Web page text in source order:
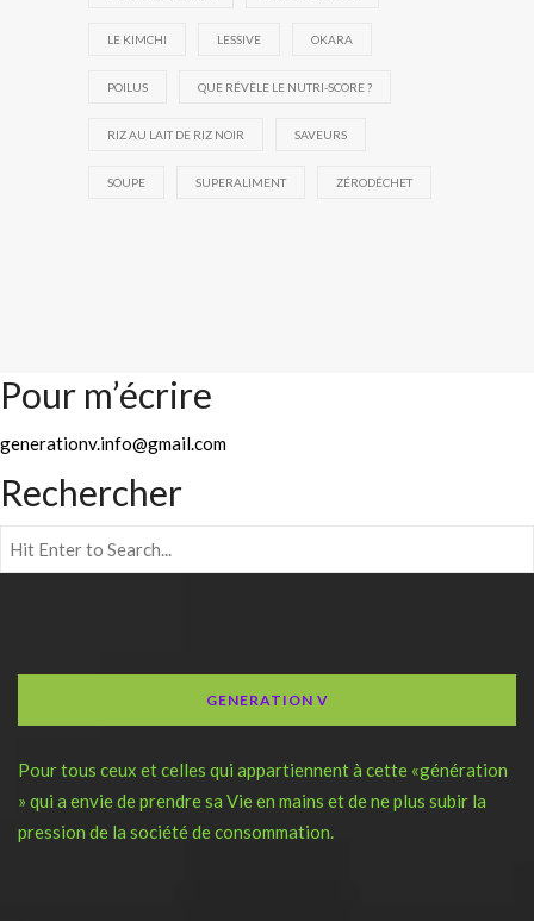
LE KIMCHI LESSIVE OKARA
POILUS QUE RÉVÈLE LE NUTRI-SCORE ?
RIZ AU LAIT DE RIZ NOIR SAVEURS
SOUPE SUPERALIMENT ZÉRODÉCHET
Pour m’écrire
generationv.info@gmail.com
Rechercher
GENERATION V
Pour tous ceux et celles qui appartiennent à cette «génération
» qui a envie de prendre sa Vie en mains et de ne plus subir la
pression de la société de consommation.